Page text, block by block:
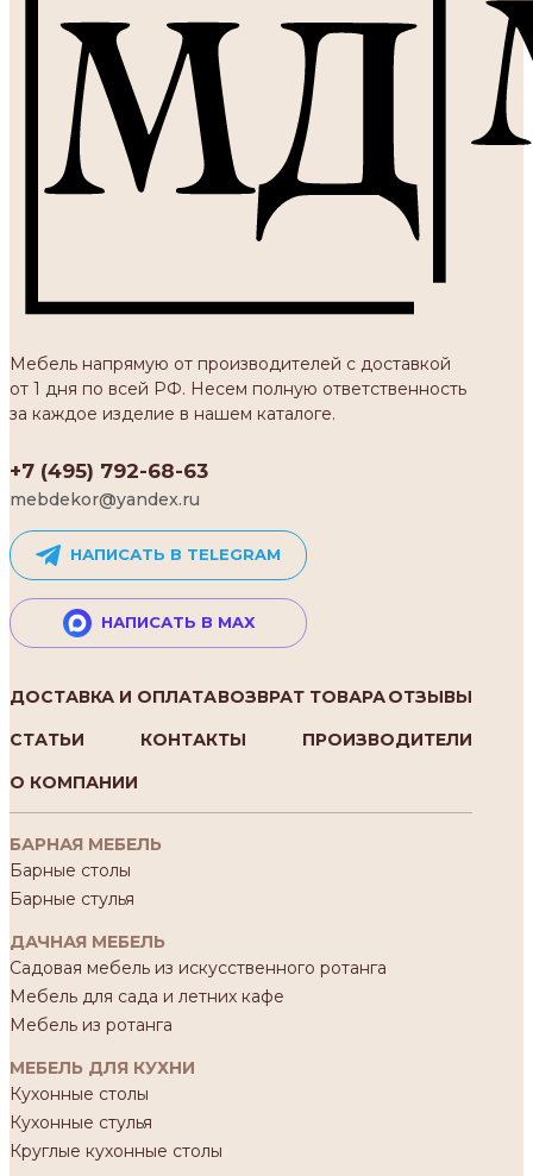
Мебель напрямую от производителей с доставкой
от 1 дня по всей РФ. Несем полную ответственность
за каждое изделие в нашем каталоге.
+7 (495) 792-68-63
mebdekor@yandex.ru
НАПИСАТЬ В TELEGRAM
НАПИСАТЬ В MAX
ДОСТАВКА И ОПЛАТАВОЗВРАТ ТОВАРАОТЗЫВЫ
СТАТЬИ
КОНТАКТЫ
ПРОИЗВОДИТЕЛИ
О КОМПАНИИ
БАРНАЯ МЕБЕЛЬ
Барные столы
Барные стулья
ДАЧНАЯ МЕБЕЛЬ
Садовая мебель из искусственного ротанга
Мебель для сада и летних кафе
Мебель из ротанга
МЕБЕЛЬ ДЛЯ КУХНИ
Кухонные столы
Кухонные стулья
Круглые кухонные столы